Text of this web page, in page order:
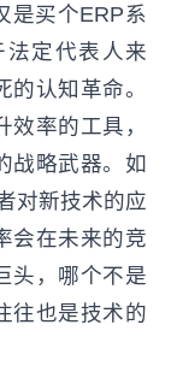
是买个ERP系
定代表人来
认知革命。
率的工具，
战略武器。如
对新技术的应
会在未来的竞
头，哪个不是
往也是技术的